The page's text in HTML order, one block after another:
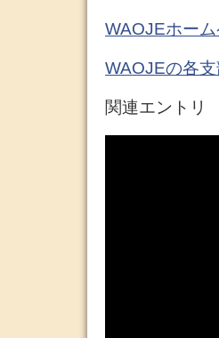
WAOJEホー
WAOJEの各
関連エントリ